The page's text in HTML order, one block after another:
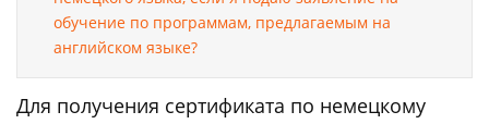
обучение по программам, предлагаемым на
английском языке?
Для получения сертификата по немецкому